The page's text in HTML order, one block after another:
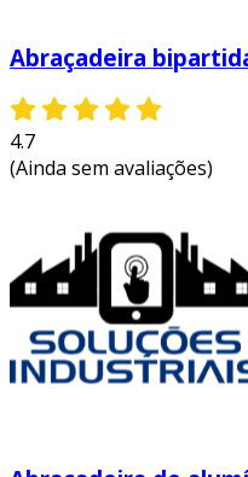
Abraçadeira
4.7
(Ainda sem avaliações)